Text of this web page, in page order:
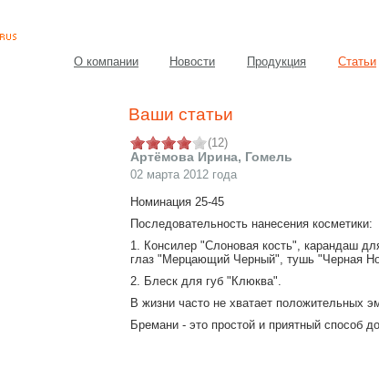
О компании Новости Продукция Статьи
Ваши статьи
(12)
Артёмова Ирина, Гомель
02 марта 2012 года
Номинация 25-45
Последовательность нанесения косметики:
1. Консилер "Слоновая кость", карандаш
глаз "Мерцающий Черный", тушь "Черная
2. Блеск для губ "Клюква".
В жизни часто не хватает положительных
Бремани - это простой и приятный способ